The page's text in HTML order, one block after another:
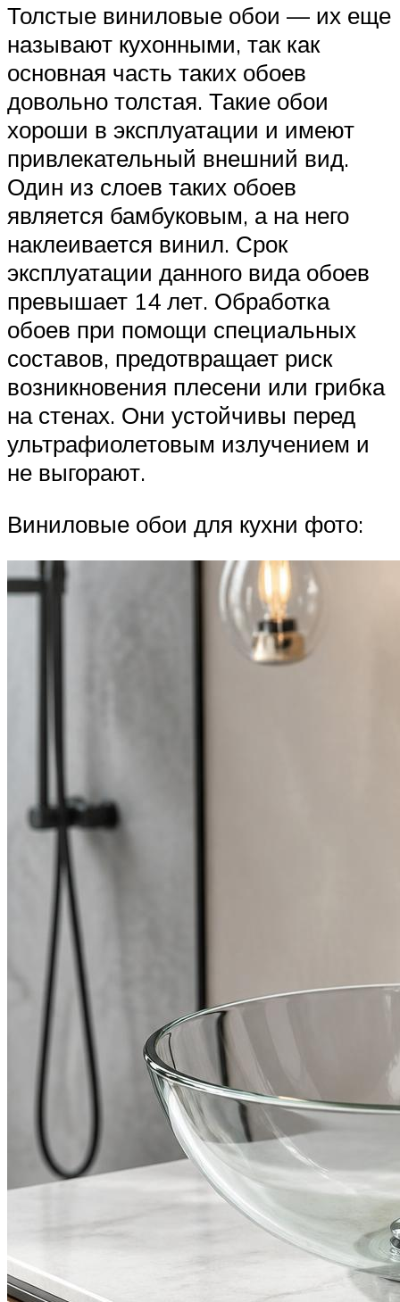
Толстые виниловые обои — их еще
называют кухонными, так как
основная часть таких обоев
довольно толстая. Такие обои
хороши в эксплуатации и имеют
привлекательный внешний вид.
Один из слоев таких обоев
является бамбуковым, а на него
наклеивается винил. Срок
эксплуатации данного вида обоев
превышает 14 лет. Обработка
обоев при помощи специальных
составов, предотвращает риск
возникновения плесени или грибка
на стенах. Они устойчивы перед
ультрафиолетовым излучением и
не выгорают.
Виниловые обои для кухни фото: